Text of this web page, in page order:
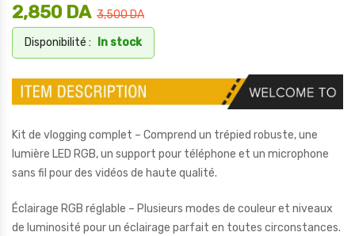
3,500DA
2,850 DA
Disponibilité : In stock
Kit de vlogging complet – Comprend un trépied robuste, une
lumière LED RGB, un support pour téléphone et un microphone
sans fil pour des vidéos de haute qualité.
Éclairage RGB réglable – Plusieurs modes de couleur et niveaux
de luminosité pour un éclairage parfait en toutes circonstances.